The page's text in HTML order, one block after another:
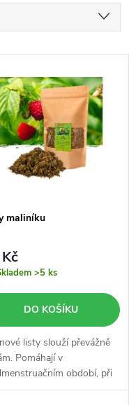
maliníku
>5 ks
DO KOŠÍKU
listy slouží převážně
Pomáhají v
období, při
obtíží, i během